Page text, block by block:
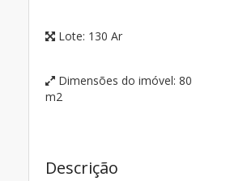
Lote: 130 Ar
Dimensões do imóvel: 80
m2
Descrição